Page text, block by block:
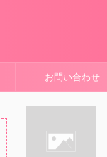
お問い合わせ